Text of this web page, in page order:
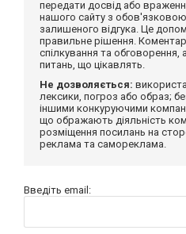
передати досвід або
нашого сайту з
залишеного відгука. Це
правильне рішення.
спілкування та
питань, що цікавлять.
Не дозволяється:
лексики, погроз або образ;
іншими конкуруючими
що ображають діяльність
розміщення посилань на
реклама та самореклама.
Введіть email: